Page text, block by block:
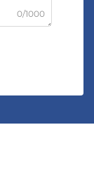
0/1000